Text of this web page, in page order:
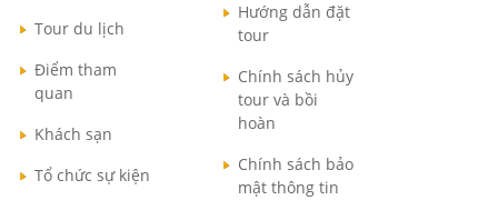
Tour du lịch
Điểm tham
quan
Khách sạn
Tổ chức sự kiện
Hướng dẫn đặt
tour
Chính sách hủy
tour và bồi
hoàn
Chính sách bảo
mật thông tin